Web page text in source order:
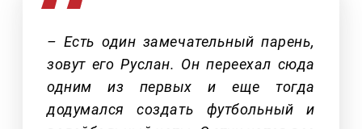
– Есть один замечательный парень,
зовут его Руслан. Он переехал сюда
одним из первых и еще тогда
додумался создать футбольный и